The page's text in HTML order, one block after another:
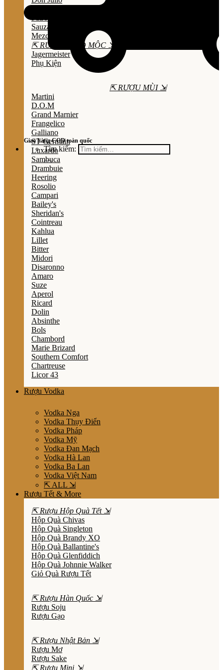
Giao hàng COD toàn quốc
Tìm kiếm:
Sauza
Mezcal
⇱ RƯỢU THẢO MỘC ⇲
Jagermeister
Phụ Kiện
⇱ RƯỢU MÙI ⇲
Martini
D.O.M
Grand Marnier
Frangelico
Galliano
ST Germain
Luxardo
Sambuca
Drambuie
Heering
Rosolio
Campari
Bailey's
Sheridan's
Cointreau
Kahlua
Lillet
Bitter
Midori
Disaronno
Amaro
Suze
Aperol
Ricard
Dolin
Absinthe
Bols
Chambord
Marie Brizard
Southern Comfort
Chartreuse
Licor 43
Rượu Vodka
Vodka Nga
Vodka Thụy Điển
Vodka Pháp
Vodka Mỹ
Vodka Đan Mạch
Vodka Hà Lan
Vodka Ba Lan
Vodka Việt Nam
⇱ ALL ⇲
Rượu Tết & More
⇱ Rượu Hộp Quà Tết ⇲
Hộp Quà Chivas
Hộp Quà Singleton
Hộp Quà Brandy XO
Hộp Quà Ballantine's
Hộp Quà Glenfiddich
Hộp Quà Johnnie Walker
Giỏ Quà Rượu Tết
⇱ Rượu Hàn Quốc ⇲
Rượu Soju
Rượu Gạo
⇱ Rượu Nhật Bản ⇲
Rượu Mơ
Rượu Sake
⇱ Rượu Mini ⇲